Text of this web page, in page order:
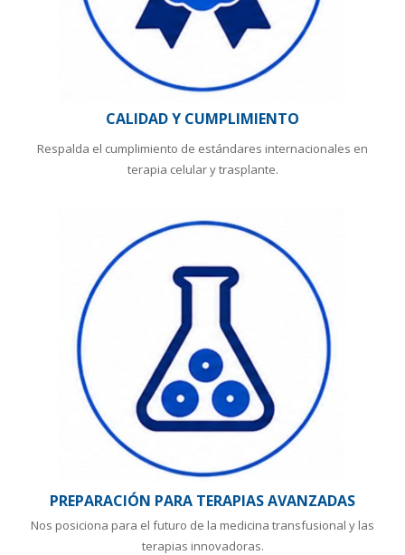
CALIDAD Y CUMPLIMIENTO
Respalda el cumplimiento de estándares internacionales en
terapia celular y trasplante.
PREPARACIÓN PARA TERAPIAS AVANZADAS
Nos posiciona para el futuro de la medicina transfusional y las
terapias innovadoras.